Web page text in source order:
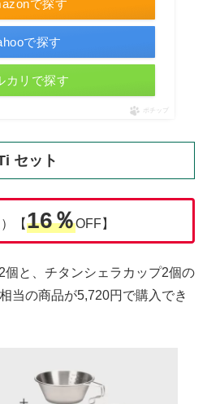
で探す
で探す
カリで探す
ポチップ
セット
【16％OFF】
個と、チタンシェラカップ2個の
当の商品が5,720円で購入でき